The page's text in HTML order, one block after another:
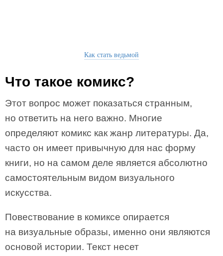
Как стать ведьмой
Что такое комикс?
Этот вопрос может показаться странным,
но ответить на него важно. Многие
определяют комикс как жанр литературы. Да,
часто он имеет привычную для нас форму
книги, но на самом деле является абсолютно
самостоятельным видом визуального
искусства.
Повествование в комиксе опирается
на визуальные образы, именно они являются
основой истории. Текст несет